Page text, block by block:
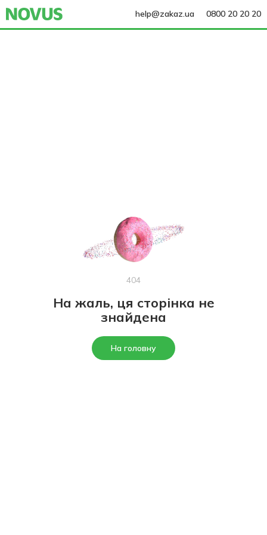
help@zakaz.ua 0800 20 20 20
404
На жаль, ця сторінка не
знайдена
На головну